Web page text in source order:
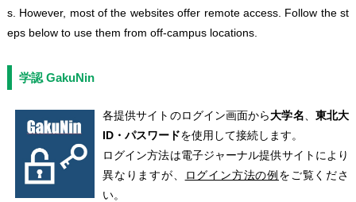
s. However, most of the websites offer remote access. Follow the st
eps below to use them from off-campus locations.
学認 GakuNin
各提供サイトのログイン画面から大学名
東北大
ID・パスワードを使用して接続します。
ログイン方法は電子ジャーナル提供サイトにより
異なりますが、
ログイン方法の例をご覧くださ
い。